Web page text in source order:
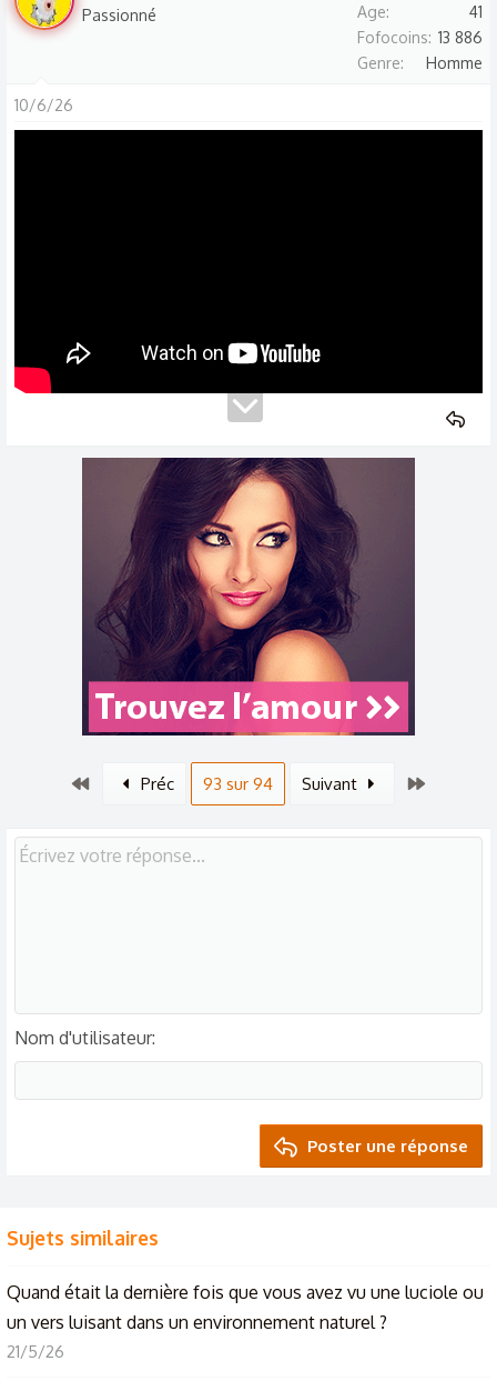
Passionné
Age
41
Fofocoins 13 886
Genre
Homme
10/6/26
PremierPréc 93 sur 94 Suivant
Nom d'utilisateur
Poster une réponse
Sujets similaires
Quand était la dernière fois que vous avez vu une luciole ou
un vers luisant dans un environnement naturel ?
21/5/26